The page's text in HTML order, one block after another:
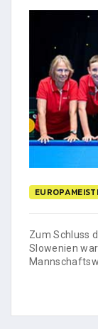
Zum Schluss
Slowenien